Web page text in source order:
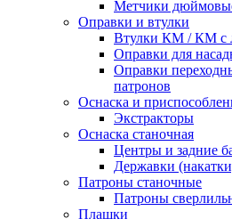
Метчики
Оправки и втулки
Втулки КМ / КМ с
Оправки для
Оправки
патронов
Оснаска и
Экстракторы
Оснаска станочная
Центры и задние
Державки
Патроны станочные
Патроны
Плашки